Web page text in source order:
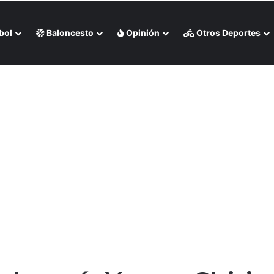
Baloncesto Opinión Otros Deportes